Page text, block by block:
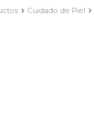
Cuidado de Piel